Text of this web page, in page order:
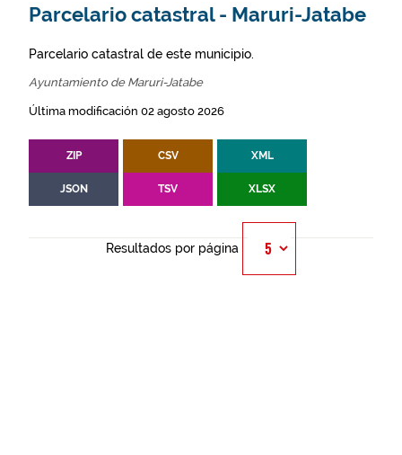
Parcelario catastral - Maruri-Jatabe
Parcelario catastral de este municipio.
Ayuntamiento de Maruri-Jatabe
Última modificación 02 agosto 2026
ZIP CSV XML
JSON TSV XLSX
Resultados por página